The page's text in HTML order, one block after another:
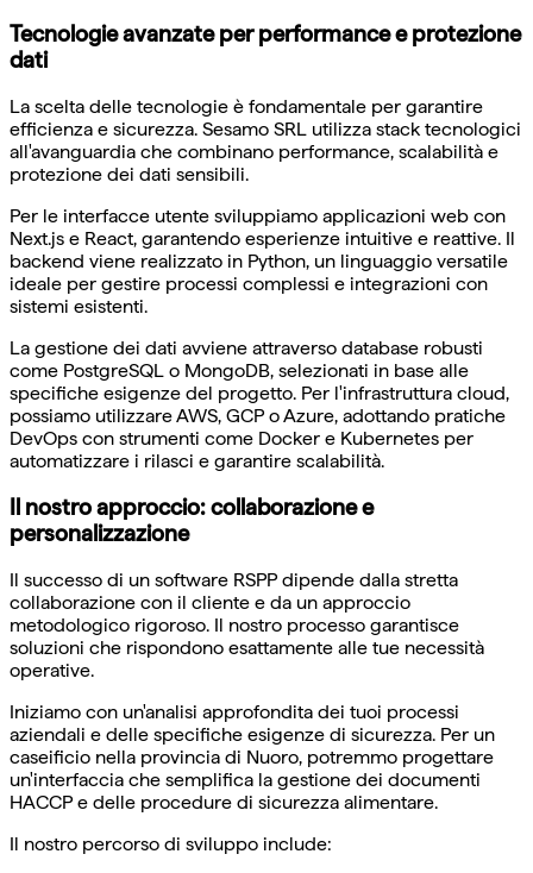
Tecnologie avanzate per performance e protezione
dati
La scelta delle tecnologie è fondamentale per garantire
efficienza e sicurezza. Sesamo SRL utilizza stack tecnologici
all'avanguardia che combinano performance, scalabilità e
protezione dei dati sensibili.
Per le interfacce utente sviluppiamo applicazioni web con
Next.js e React, garantendo esperienze intuitive e reattive. Il
backend viene realizzato in Python, un linguaggio versatile
ideale per gestire processi complessi e integrazioni con
sistemi esistenti.
La gestione dei dati avviene attraverso database robusti
come PostgreSQL o MongoDB, selezionati in base alle
specifiche esigenze del progetto. Per l'infrastruttura cloud,
possiamo utilizzare AWS, GCP o Azure, adottando pratiche
DevOps con strumenti come Docker e Kubernetes per
automatizzare i rilasci e garantire scalabilità.
Il nostro approccio: collaborazione e
personalizzazione
Il successo di un software RSPP dipende dalla stretta
collaborazione con il cliente e da un approccio
metodologico rigoroso. Il nostro processo garantisce
soluzioni che rispondono esattamente alle tue necessità
operative.
Iniziamo con un'analisi approfondita dei tuoi processi
aziendali e delle specifiche esigenze di sicurezza. Per un
caseificio nella provincia di Nuoro, potremmo progettare
un'interfaccia che semplifica la gestione dei documenti
HACCP e delle procedure di sicurezza alimentare.
Il nostro percorso di sviluppo include: